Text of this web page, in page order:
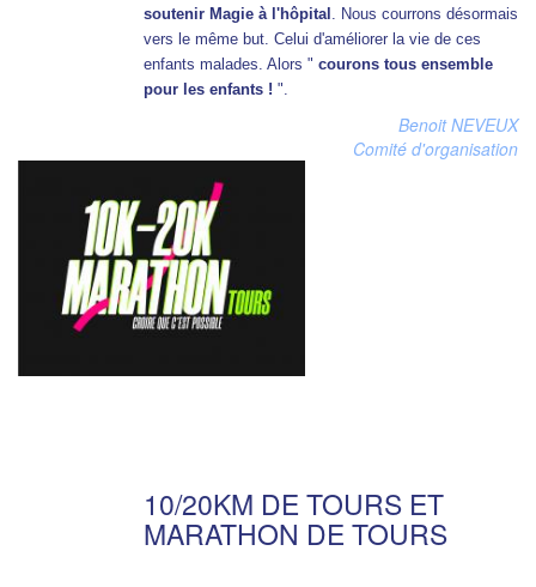
soutenir Magie à l'hôpital . Nous courrons désormais
vers le même but. Celui d'améliorer la vie de ces
enfants malades. Alors " courons tous ensemble
pour les enfants ! ".
Benoit NEVEUX
Comité d'organisation
10/20KM DE TOURS ET
MARATHON DE TOURS